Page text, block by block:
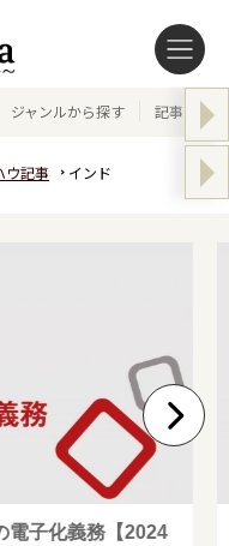
ジャンルから探す 記事テー
ウ記事 インド
電子化義務【2024